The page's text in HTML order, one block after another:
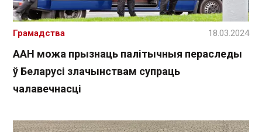
ААН можа прызнаць палітычныя пераследы
ў Беларусі злачынствам супраць
чалавечнасці
Грамадства 18.03.2024